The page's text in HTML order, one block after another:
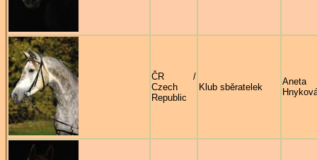
ČR /
Czech
Republic
Klub sběratelek
Aneta